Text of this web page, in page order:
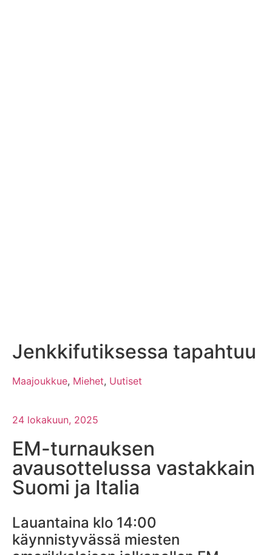
Jenkkifutiksessa tapahtuu
Maajoukkue, Miehet, Uutiset
24 lokakuun, 2025
EM-turnauksen
avausottelussa vastakkain
Suomi ja Italia
Lauantaina klo 14:00
käynnistyvässä miesten